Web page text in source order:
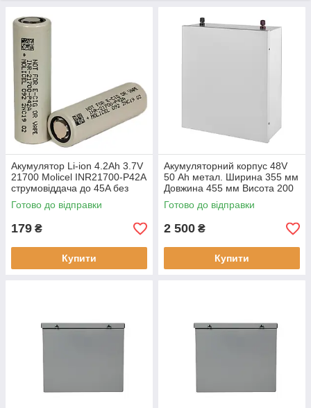
Акумулятор Li-ion 4.2Ah 3.7V
21700 Molicel INR21700-P42A
струмовіддача до 45A без
захисту
Готово до відправки
179 ₴
Купити
Акумуляторний корпус 48V
50 Аh метал. Ширина 355 мм
Довжина 455 мм Висота 200
мм
Готово до відправки
2 500 ₴
Купити